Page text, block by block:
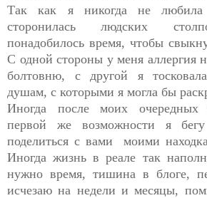
Так как я никогда не
сторонилась людских
понадобилось время, чтобы
С одной стороны у меня аллергия
болтовню, с другой я
душам, с которыми я могла бы
Иногда после моих очередных
первой же возможности я
поделиться с вами моими
Иногда жизнь в реале так
нужно время, тишина в блоге,
исчезаю на недели и месяцы,